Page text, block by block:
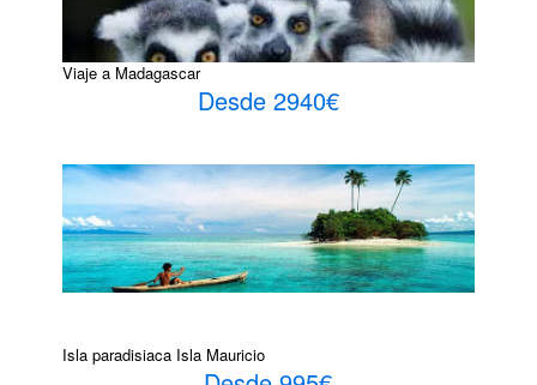
Viaje a Madagascar
Desde 2940€
Isla paradisiaca Isla Mauricio